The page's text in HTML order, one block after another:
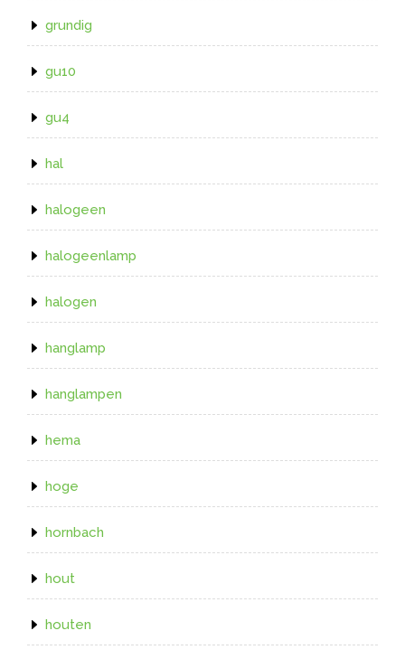
grundig
gu10
gu4
hal
halogeen
halogeenlamp
halogen
hanglamp
hanglampen
hema
hoge
hornbach
hout
houten